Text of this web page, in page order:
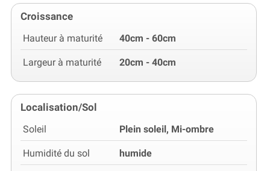
Croissance
Hauteur à maturité 40cm - 60cm
Largeur à maturité 20cm - 40cm
Localisation/Sol
Soleil Plein soleil, Mi-ombre
Humidité du sol humide